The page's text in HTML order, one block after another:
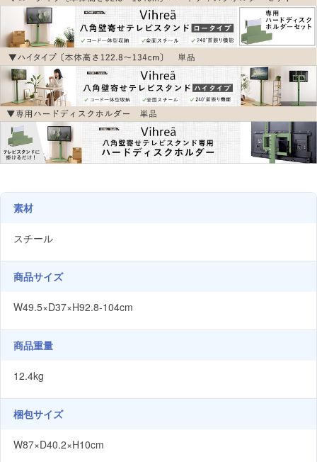
素材
スチール
商品サイズ
W49.5×D37×H92.8-104cm
商品重量
12.4kg
梱包サイズ
W87×D40.2×H10cm